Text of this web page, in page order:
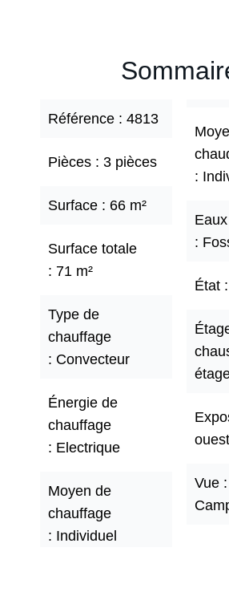
Référence 4813
Pièces 3 pièces
Surface 66 m²
Surface totale
71 m²
Type de
chauffage
Convecteur
Énergie de
chauffage
Electrique
Moyen de
chauffage
Individuel
État
ouest
Vue